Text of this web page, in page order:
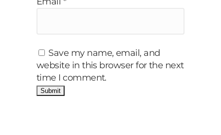
Save my name, email, and
website in this browser for the next
time I comment.